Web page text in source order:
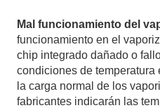
Mal funcionamiento del
funcionamiento en el
chip integrado dañado o
condiciones de temperatura
la carga normal de los
fabricantes indicarán las